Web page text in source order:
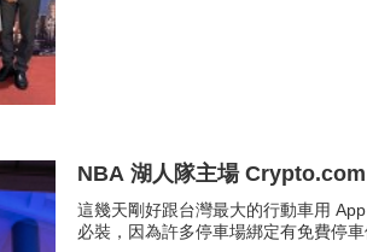
NBA 湖人隊主場
這幾天剛好跟台灣最大的行動車用
必裝，因為許多停車場綁定有免費停